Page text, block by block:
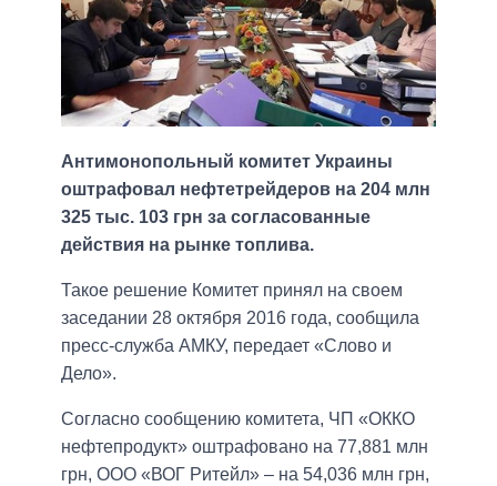
Антимонопольный комитет Украины
оштрафовал нефтетрейдеров на 204 млн
325 тыс. 103 грн за согласованные
действия на рынке топлива.
Такое решение Комитет принял на своем
заседании 28 октября 2016 года, сообщила
пресс-служба АМКУ, передает «Слово и
Дело».
Согласно сообщению комитета, ЧП «ОККО
нефтепродукт» оштрафовано на 77,881 млн
грн, ООО «ВОГ Ритейл» – на 54,036 млн грн,